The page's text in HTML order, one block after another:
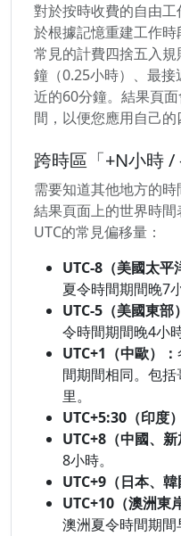
對於按時收費的自由
於根據記憶重建工作時
常見的計費四捨五入
鐘（0.25小時）、最
近的60分鐘。結果頁
間，以便您應用自己的
跨時區「+N小時
需要知道其他地方的
結果頁面上的世界時
UTC的常見偏移量：
UTC-8（美國太平
夏令時間期間晚7小
UTC-5（美國東部
令時間期間晚4小時
UTC+1（中歐）：
間期間相同。包
里。
UTC+5:30（印度
UTC+8（中國、
8小時。
UTC+9（日本、韓
UTC+10（澳洲東
澳洲夏令時間期間